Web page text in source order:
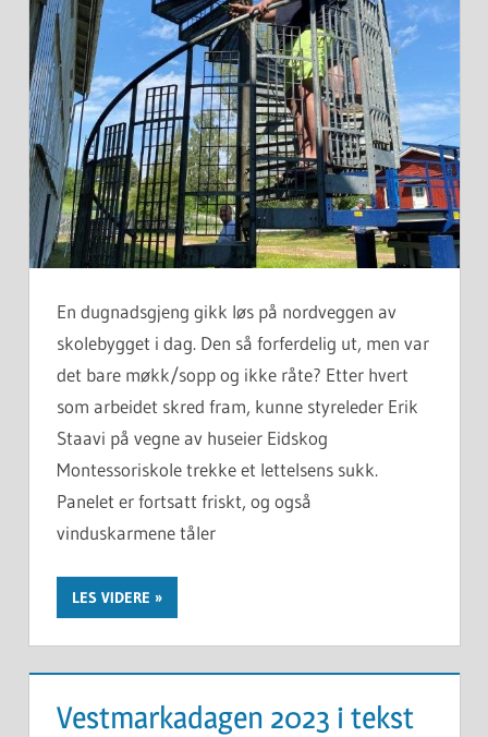
En dugnadsgjeng gikk løs på nordveggen av
skolebygget i dag. Den så forferdelig ut, men var
det bare møkk/sopp og ikke råte? Etter hvert
som arbeidet skred fram, kunne styreleder Erik
Staavi på vegne av huseier Eidskog
Montessoriskole trekke et lettelsens sukk.
Panelet er fortsatt friskt, og også
vinduskarmene tåler
LES VIDERE
Vestmarkadagen 2023 i tekst